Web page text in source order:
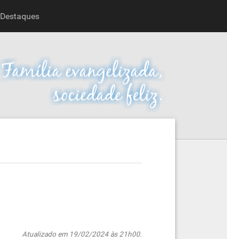
Destaques
Atualizado em 19/02/2024 às 21h00.